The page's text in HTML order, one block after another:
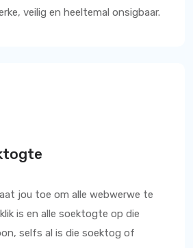
veilig en heeltemal onsigbaar.
jou toe om alle webwerwe te
is en alle soektogte op die
selfs al is die soektog of